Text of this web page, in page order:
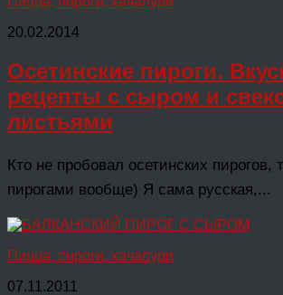
20.02.2014
Осетинские пироги.
рецепты с сыром и
листьями
Кто не пробовал осетинских пирогов,
пирогами вообще) Я сама русская,...
Пицца, пироги, хачапури
07.11.2011